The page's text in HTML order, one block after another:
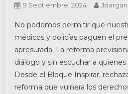
9 Septiembre, 2024
No podemos permitir que
médicos y policías paguen el
apresurada. La reforma
diálogo y sin escuchar a
Desde el Bloque Inspirar,
reforma que vulnera los